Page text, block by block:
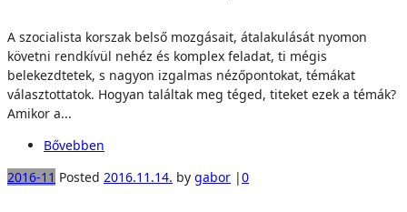
A szocialista korszak belső mozgásait, átalakulását nyomon
követni rendkívül nehéz és komplex feladat, ti mégis
belekezdtetek, s nagyon izgalmas nézőpontokat, témákat
választottatok. Hogyan találtak meg téged, titeket ezek a témák?
Amikor a...
Bővebben
2016-11 Posted 2016.11.14. by gabor |0